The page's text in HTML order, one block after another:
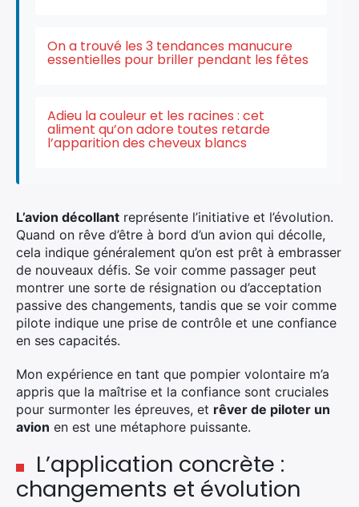
On a trouvé les 3 tendances manucure
essentielles pour briller pendant les fêtes
Adieu la couleur et les racines : cet
aliment qu’on adore toutes retarde
l’apparition des cheveux blancs
L’avion décollant représente l’initiative et l’évolution.
Quand on rêve d’être à bord d’un avion qui décolle,
cela indique généralement qu’on est prêt à embrasser
de nouveaux défis. Se voir comme passager peut
montrer une sorte de résignation ou d’acceptation
passive des changements, tandis que se voir comme
pilote indique une prise de contrôle et une confiance
en ses capacités.
Mon expérience en tant que pompier volontaire m’a
appris que la maîtrise et la confiance sont cruciales
pour surmonter les épreuves, et rêver de piloter un
avion en est une métaphore puissante.
L’application concrète :
changements et évolution